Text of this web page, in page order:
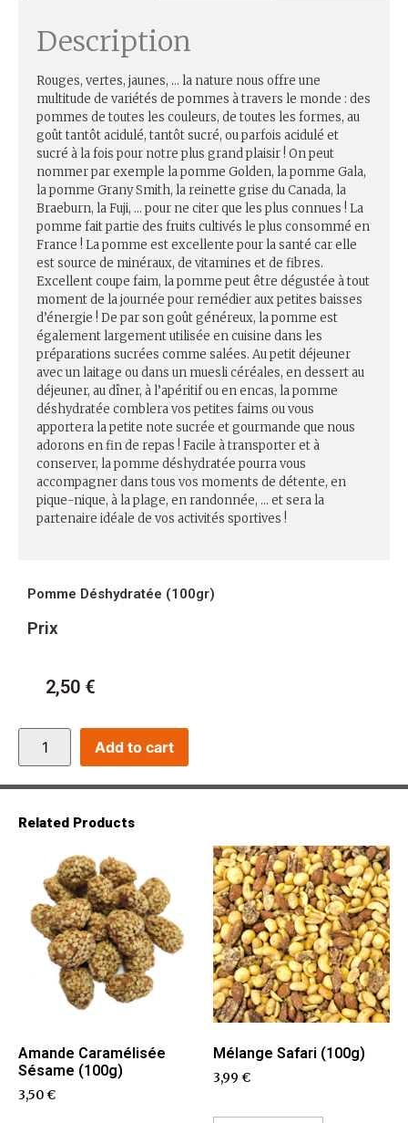
Description
Rouges, vertes, jaunes, … la nature nous offre une
multitude de variétés de pommes à travers le monde : des
pommes de toutes les couleurs, de toutes les formes, au
goût tantôt acidulé, tantôt sucré, ou parfois acidulé et
sucré à la fois pour notre plus grand plaisir ! On peut
nommer par exemple la pomme Golden, la pomme Gala,
la pomme Grany Smith, la reinette grise du Canada, la
Braeburn, la Fuji, … pour ne citer que les plus connues ! La
pomme fait partie des fruits cultivés le plus consommé en
France ! La pomme est excellente pour la santé car elle
est source de minéraux, de vitamines et de fibres.
Excellent coupe faim, la pomme peut être dégustée à tout
moment de la journée pour remédier aux petites baisses
d’énergie ! De par son goût généreux, la pomme est
également largement utilisée en cuisine dans les
préparations sucrées comme salées. Au petit déjeuner
avec un laitage ou dans un muesli céréales, en dessert au
déjeuner, au dîner, à l’apéritif ou en encas, la pomme
déshydratée comblera vos petites faims ou vous
apportera la petite note sucrée et gourmande que nous
adorons en fin de repas ! Facile à transporter et à
conserver, la pomme déshydratée pourra vous
accompagner dans tous vos moments de détente, en
pique-nique, à la plage, en randonnée, … et sera la
partenaire idéale de vos activités sportives !
Pomme Déshydratée (100gr)
Prix
2,50 €
Add to cart
Related Products
Amande Caramélisée
Sésame (100g)
3,50€
Mélange Safari (100g)
3,99 €